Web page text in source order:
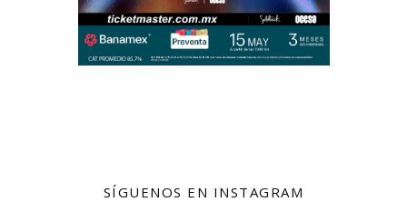
SÍGUENOS EN INSTAGRAM